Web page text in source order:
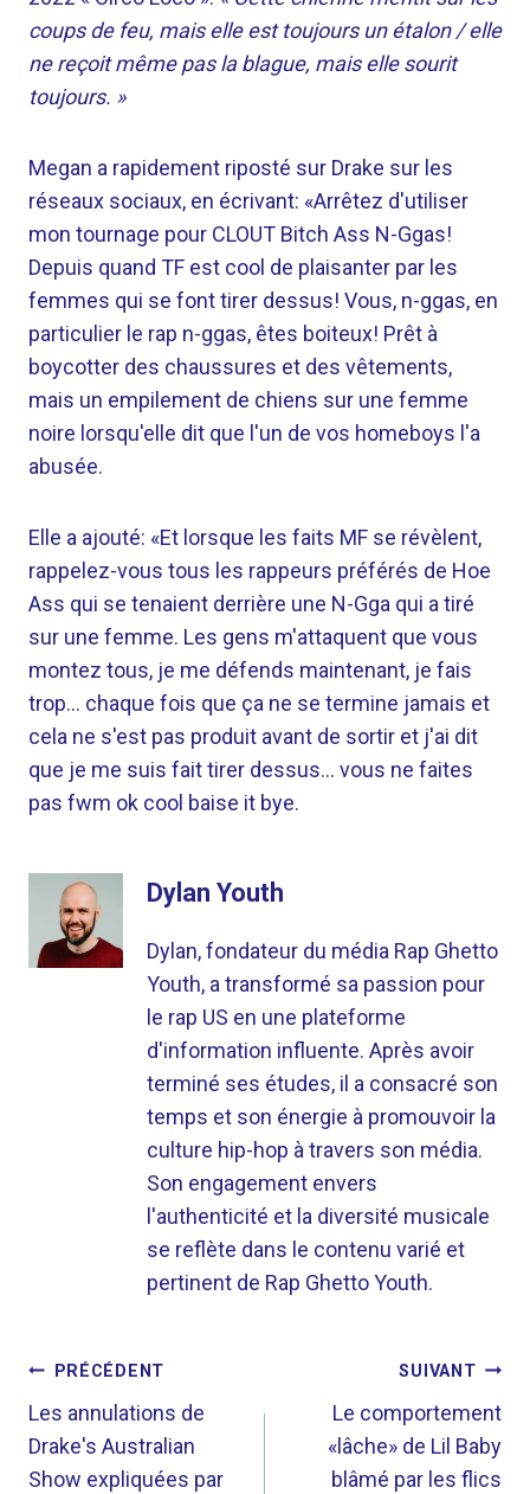
coups de feu, mais elle est toujours un étalon / elle
ne reçoit même pas la blague, mais elle sourit
toujours. »
Megan a rapidement riposté sur Drake sur les
réseaux sociaux, en écrivant: «Arrêtez d'utiliser
mon tournage pour CLOUT Bitch Ass N-Ggas!
Depuis quand TF est cool de plaisanter par les
femmes qui se font tirer dessus! Vous, n-ggas, en
particulier le rap n-ggas, êtes boiteux! Prêt à
boycotter des chaussures et des vêtements,
mais un empilement de chiens sur une femme
noire lorsqu'elle dit que l'un de vos homeboys l'a
abusée.
Elle a ajouté: «Et lorsque les faits MF se révèlent,
rappelez-vous tous les rappeurs préférés de Hoe
Ass qui se tenaient derrière une N-Gga qui a tiré
sur une femme. Les gens m'attaquent que vous
montez tous, je me défends maintenant, je fais
trop… chaque fois que ça ne se termine jamais et
cela ne s'est pas produit avant de sortir et j'ai dit
que je me suis fait tirer dessus… vous ne faites
pas fwm ok cool baise it bye.
Dylan Youth
Dylan, fondateur du média Rap Ghetto
Youth, a transformé sa passion pour
le rap US en une plateforme
d'information influente. Après avoir
terminé ses études, il a consacré son
temps et son énergie à promouvoir la
culture hip-hop à travers son média.
Son engagement envers
l'authenticité et la diversité musicale
se reflète dans le contenu varié et
pertinent de Rap Ghetto Youth.
NAVIGATION
DE
L’ARTICLE
PRÉCÉDENT
Les annulations de
Drake's Australian
Show expliquées par
SUIVANT
Le comportement
«lâche» de Lil Baby
blâmé par les flics